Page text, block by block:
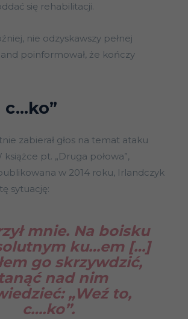
się rehabilitacji.
nie odzyskawszy pełnej
poinformował, że kończy
c…ko”
zabierał głos na temat ataku
książce pt. „Druga połowa”,
w 2014 roku, Irlandczyk
sytuację:
mnie. Na boisku
ku…em […]
go skrzywdzić,
nad nim
„Weź to,
c….ko”.